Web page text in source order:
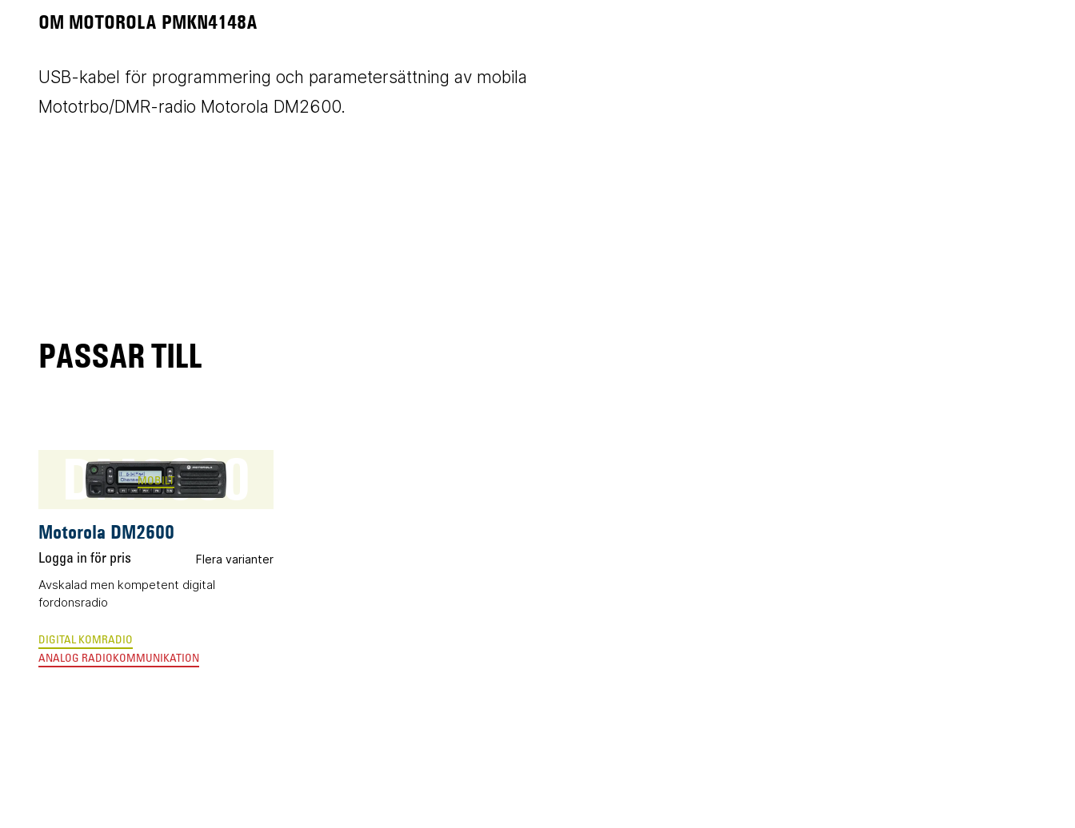
OM MOTOROLA PMKN4148A
USB-kabel för programmering och parametersättning av mobila
Mototrbo/DMR-radio Motorola DM2600.
PASSAR TILL
DM2600
MOBILT
Motorola DM2600
Logga in för pris Flera varianter
Avskalad men kompetent digital
fordonsradio
DIGITAL KOMRADIO
ANALOG RADIOKOMMUNIKATION